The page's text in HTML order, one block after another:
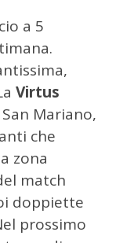
a 5
Virtus
Mariano,
che
zona
match
doppiette
prossimo